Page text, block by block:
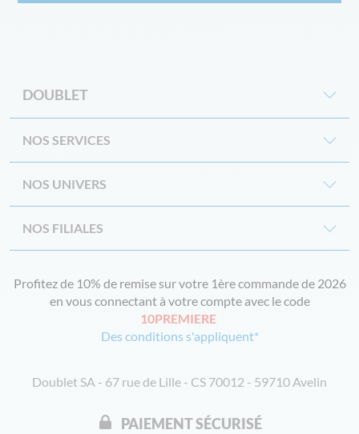
DOUBLET
NOS SERVICES
NOS UNIVERS
NOS FILIALES
Profitez de 10% de remise sur votre 1ère commande de 2026
en vous connectant à votre compte avec le code
10PREMIERE
Des conditions s'appliquent*
Doublet SA - 67 rue de Lille - CS 70012 - 59710 Avelin
PAIEMENT SÉCURISÉ